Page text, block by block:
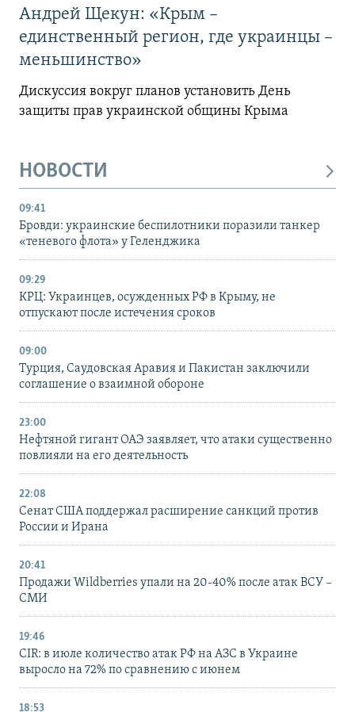
Андрей Щекун: «Крым –
единственный регион, где украинцы –
меньшинство»
Дискуссия вокруг планов установить День
защиты прав украинской общины Крыма
НОВОСТИ
09:41
Бровди: украинские беспилотники поразили танкер
«теневого флота» у Геленджика
09:29
КРЦ: Украинцев, осужденных РФ в Крыму, не
отпускают после истечения сроков
09:00
Турция, Саудовская Аравия и Пакистан заключили
соглашение о взаимной обороне
23:00
Нефтяной гигант ОАЭ заявляет, что атаки существенно
повлияли на его деятельность
22:08
Сенат США поддержал расширение санкций против
России и Ирана
20:41
Продажи Wildberries упали на 20-40% после атак ВСУ –
СМИ
19:46
CIR: в июле количество атак РФ на АЗС в Украине
выросло на 72% по сравнению с июнем
18:53